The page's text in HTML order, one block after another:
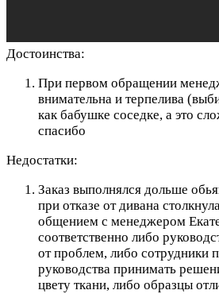
Достоинства:
При первом обращении
внимательна и терпелива
как бабушке соседке, а это
спасибо
Недостатки:
Заказ выполнялся дольше
при отказе от дивана
общением с менеджером
соответственно либо
от проблем, либо сотрудники
руководства принимать
цвету ткани, либо образцы